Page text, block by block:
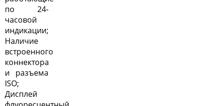
по 24-
часовой
индикации;
Наличие
встроенного
коннектора
и разъема
ISO;
Дисплей